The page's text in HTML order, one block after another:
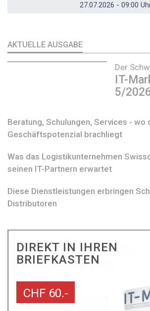
27.07.2026 - 09:00
AKTUELLE AUSGABE
Der
IT-
5/
Beratung, Schulungen, Services - wo
Geschäftspotenzial brachliegt
Was das Logistikunternehmen
seinen IT-Partnern erwartet
Diese Dienstleistungen erbringen
Distributoren
DIREKT IN IHREN
BRIEFKASTEN
CHF 60.-